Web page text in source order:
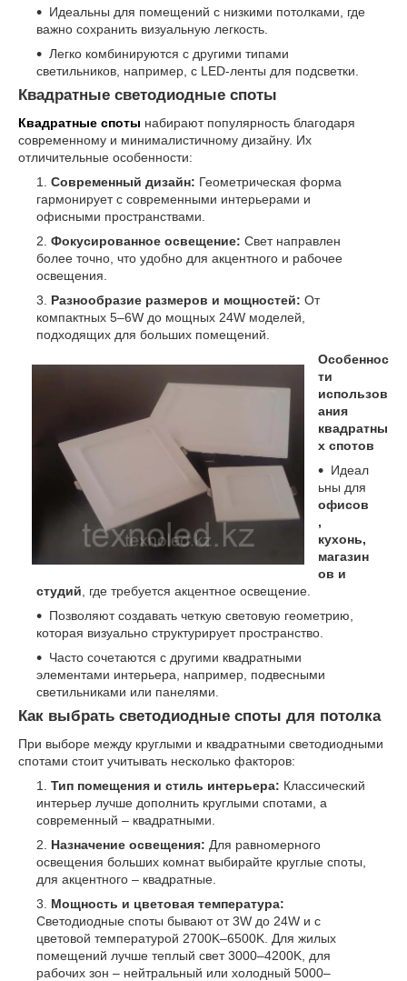
Идеальны для помещений с низкими потолками, где
важно сохранить визуальную легкость.
Легко комбинируются с другими типами
светильников, например, с LED-ленты для подсветки.
Квадратные светодиодные споты
Квадратные споты набирают популярность благодаря
современному и минималистичному дизайну. Их
отличительные особенности:
Современный дизайн: Геометрическая форма
гармонирует с современными интерьерами и
офисными пространствами.
Фокусированное освещение: Свет направлен
более точно, что удобно для акцентного и рабочее
освещения.
Разнообразие размеров и мощностей: От
компактных 5–6W до мощных 24W моделей,
подходящих для больших помещений.
Особеннос
ти
использов
ания
квадратны
х спотов
Идеал
ьны для
офисов
,
кухонь,
магазин
ов и
студий , где требуется акцентное освещение.
Позволяют создавать четкую световую геометрию,
которая визуально структурирует пространство.
Часто сочетаются с другими квадратными
элементами интерьера, например, подвесными
светильниками или панелями.
Как выбрать светодиодные споты для потолка
При выборе между круглыми и квадратными светодиодными
спотами стоит учитывать несколько факторов:
Тип помещения и стиль интерьера: Классический
интерьер лучше дополнить круглыми спотами, а
современный – квадратными.
Назначение освещения: Для равномерного
освещения больших комнат выбирайте круглые споты,
для акцентного – квадратные.
Мощность и цветовая температура:
Светодиодные споты бывают от 3W до 24W и с
цветовой температурой 2700K–6500K. Для жилых
помещений лучше теплый свет 3000–4200K, для
рабочих зон – нейтральный или холодный 5000–